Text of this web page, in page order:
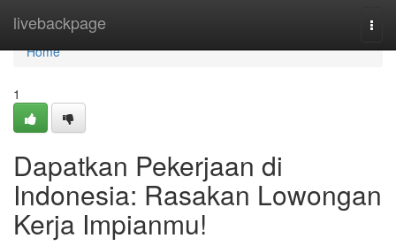
livebackpage
Home
Home
1
Dapatkan Pekerjaan di
Indonesia: Rasakan Lowongan
Kerja Impianmu!